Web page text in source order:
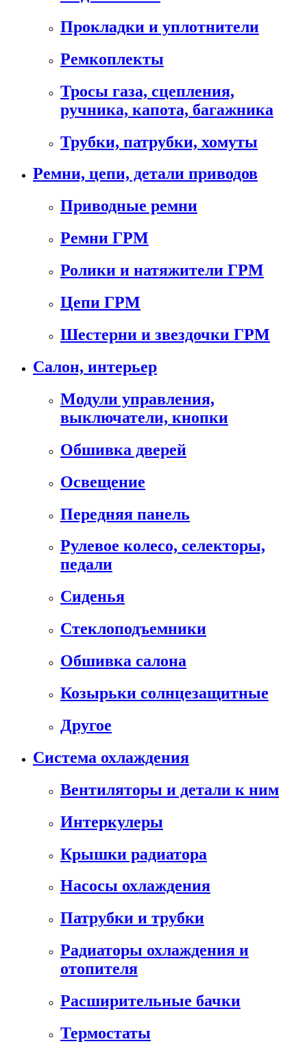
Прокладки и уплотнители
Ремкоплекты
Тросы газа, сцепления,
ручника, капота, багажника
Трубки, патрубки, хомуты
Ремни, цепи, детали приводов
Приводные ремни
Ремни ГРМ
Ролики и натяжители ГРМ
Цепи ГРМ
Шестерни и звездочки ГРМ
Салон, интерьер
Модули управления,
выключатели, кнопки
Обшивка дверей
Освещение
Передняя панель
Рулевое колесо, селекторы,
педали
Сиденья
Стеклоподъемники
Обшивка салона
Козырьки солнцезащитные
Другое
Система охлаждения
Вентиляторы и детали к ним
Интеркулеры
Крышки радиатора
Насосы охлаждения
Патрубки и трубки
Радиаторы охлаждения и
отопителя
Расширительные бачки
Термостаты